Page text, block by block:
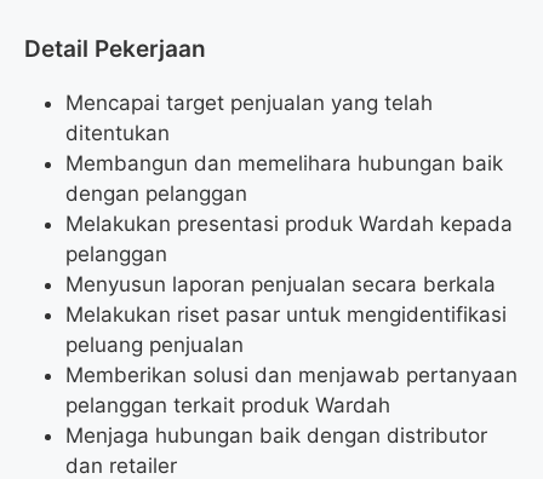
Detail Pekerjaan
Mencapai target penjualan yang telah
ditentukan
Membangun dan memelihara hubungan baik
dengan pelanggan
Melakukan presentasi produk Wardah kepada
pelanggan
Menyusun laporan penjualan secara berkala
Melakukan riset pasar untuk mengidentifikasi
peluang penjualan
Memberikan solusi dan menjawab pertanyaan
pelanggan terkait produk Wardah
Menjaga hubungan baik dengan distributor
dan retailer